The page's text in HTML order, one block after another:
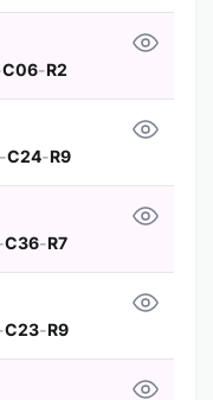
C06-R2
C24-R9
C36-R7
C23-R9